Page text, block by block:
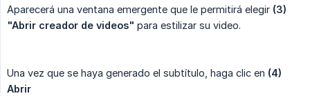
Aparecerá una ventana emergente que le permitirá elegir (3)
"Abrir creador de videos" para estilizar su video.
Una vez que se haya generado el subtítulo, haga clic en (4)
Abrir